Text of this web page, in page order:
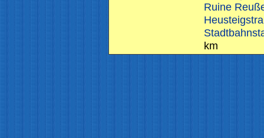
Ruine
km